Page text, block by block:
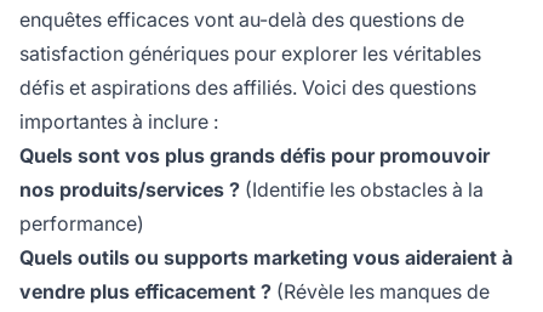
enquêtes efficaces vont au-delà des questions de
satisfaction génériques pour explorer les véritables
défis et aspirations des affiliés. Voici des questions
importantes à inclure :
Quels sont vos plus grands défis pour promouvoir
nos produits/services ? (Identifie les obstacles à la
performance)
Quels outils ou supports marketing vous aideraient à
vendre plus efficacement ? (Révèle les manques de